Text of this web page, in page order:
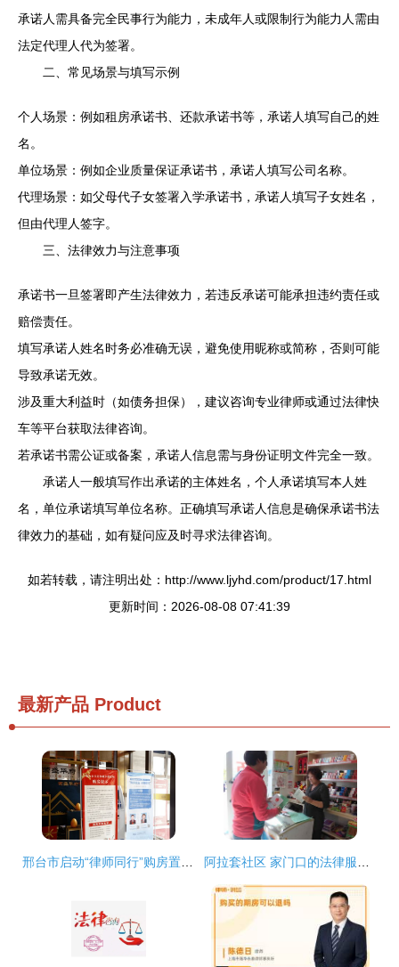
承诺人需具备完全民事行为能力，未成年人或限制行为能力人需由
法定代理人代为签署。
二、常见场景与填写示例
个人场景：例如租房承诺书、还款承诺书等，承诺人填写自己的姓
名。
单位场景：例如企业质量保证承诺书，承诺人填写公司名称。
代理场景：如父母代子女签署入学承诺书，承诺人填写子女姓名，
但由代理人签字。
三、法律效力与注意事项
承诺书一旦签署即产生法律效力，若违反承诺可能承担违约责任或
赔偿责任。
填写承诺人姓名时务必准确无误，避免使用昵称或简称，否则可能
导致承诺无效。
涉及重大利益时（如债务担保），建议咨询专业律师或通过法律快
车等平台获取法律咨询。
若承诺书需公证或备案，承诺人信息需与身份证明文件完全一致。
承诺人一般填写作出承诺的主体姓名，个人承诺填写本人姓
名，单位承诺填写单位名称。正确填写承诺人信息是确保承诺书法
律效力的基础，如有疑问应及时寻求法律咨询。
如若转载，请注明出处：http://www.ljyhd.com/product/17.html
更新时间：2026-08-08 07:41:39
最新产品 Product